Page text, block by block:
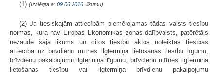
(1) (Izslēgta ar 09.06.2016 . likumu)
(2) Ja tiesiskajām attiecībām piemērojamas tādas valsts tiesību
normas, kura nav Eiropas Ekonomikas zonas dalībvalsts, patērētājs
nezaudē šajā likumā un citos tiesību aktos noteiktās tiesības
attiecībā uz brīvdienu mītnes ilgtermiņa lietošanas tiesību līgumu,
brīvdienu pakalpojumu ilgtermiņa līgumu, brīvdienu mītnes ilgtermiņa
lietošanas tiesību vai ilgtermiņa brīvdienu pakalpojumu